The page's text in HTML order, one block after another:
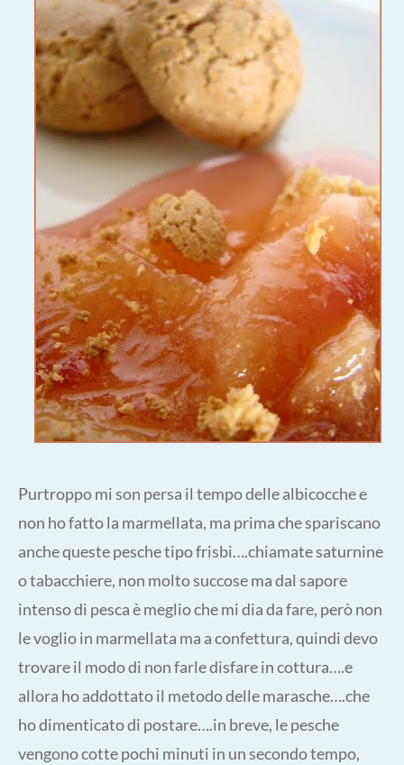
Purtroppo mi son persa il tempo delle albicocche e
non ho fatto la marmellata, ma prima che spariscano
anche queste pesche tipo frisbi….chiamate saturnine
o tabacchiere, non molto succose ma dal sapore
intenso di pesca è meglio che mi dia da fare, però non
le voglio in marmellata ma a confettura, quindi devo
trovare il modo di non farle disfare in cottura….e
allora ho addottato il metodo delle marasche….che
ho dimenticato di postare….in breve, le pesche
vengono cotte pochi minuti in un secondo tempo,